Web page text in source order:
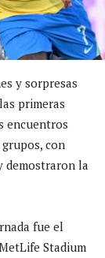
y sorpresas
primeras
encuentros
con
demostraron la
fue el
Stadium